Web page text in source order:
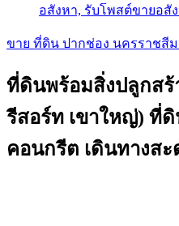
อสังหา, รับโพสต์ขายอสั
ขาย ที่ดิน ปากช่อง นครราชสีม
ที่ดินพร้อมสิ่งปลูกสร้
รีสอร์ท เขาใหญ่) ที่
คอนกรีต เดินทางสะ